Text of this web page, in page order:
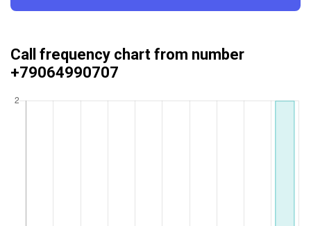
Call frequency chart from number
+79064990707